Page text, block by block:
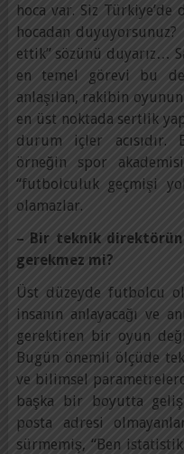
hoca var. Siz
hocadan
ettik” sözünü duyarız…
en temel görevi bu
anlaşılan, rakibin
en üst noktada sertlik
durum içler
örneğin spor
“futbolculuk geçmişi
olamazlar.
– Bir teknik direktörün
gerekmez mi?
Üst düzeyde futbolcu
insanın anlayacağı ve
gerektiren bir oyun
Bugün önemli ölçüde
ve bilimsel
başka bir boyutta
posta adresi
sürmemiş, “Ben